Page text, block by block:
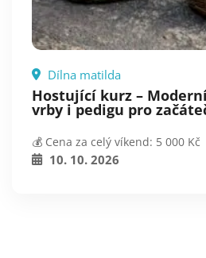
Dílna matilda
Hostující kurz –
vrby i pedigu pro
💰 Cena za celý víkend: 5 000 Kč
10. 10. 2026